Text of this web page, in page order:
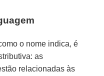
o nome indica, é
as
relacionadas às